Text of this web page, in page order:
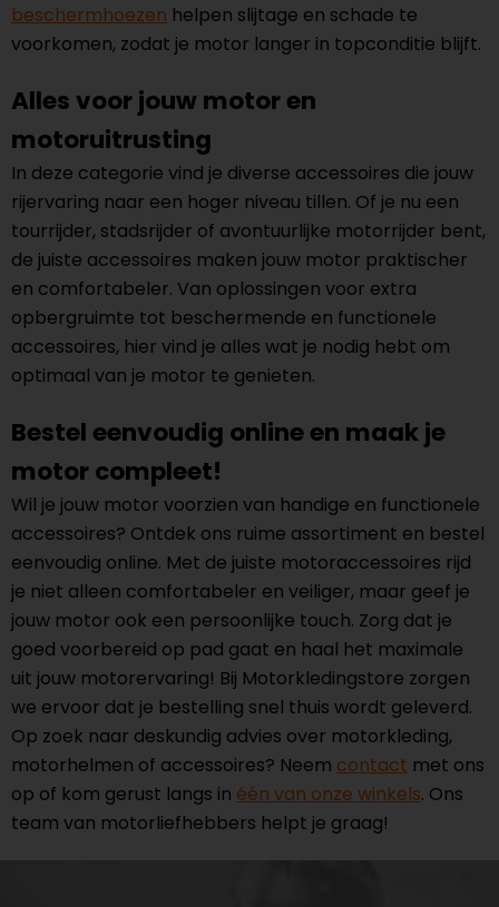
beschermhoezen helpen slijtage en schade te
voorkomen, zodat je motor langer in topconditie blijft.
Alles voor jouw motor en
motoruitrusting
In deze categorie vind je diverse accessoires die jouw
rijervaring naar een hoger niveau tillen. Of je nu een
tourrijder, stadsrijder of avontuurlijke motorrijder bent,
de juiste accessoires maken jouw motor praktischer
en comfortabeler. Van oplossingen voor extra
opbergruimte tot beschermende en functionele
accessoires, hier vind je alles wat je nodig hebt om
optimaal van je motor te genieten.
Bestel eenvoudig online en maak je
motor compleet!
Wil je jouw motor voorzien van handige en functionele
accessoires? Ontdek ons ruime assortiment en bestel
eenvoudig online. Met de juiste motoraccessoires rijd
je niet alleen comfortabeler en veiliger, maar geef je
jouw motor ook een persoonlijke touch. Zorg dat je
goed voorbereid op pad gaat en haal het maximale
uit jouw motorervaring! Bij Motorkledingstore zorgen
we ervoor dat je bestelling snel thuis wordt geleverd.
Op zoek naar deskundig advies over motorkleding,
motorhelmen of accessoires? Neem contact met ons
op of kom gerust langs in één van onze winkels. Ons
team van motorliefhebbers helpt je graag!